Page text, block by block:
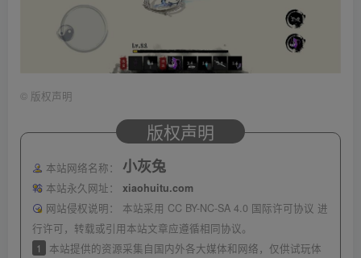
© 版权声明
版权声明
本站网络名称： 小灰兔
本站永久网址：
xiaohuitu.com
网站侵权说明：
本站采用 CC BY-NC-SA 4.0 国际许可协议 进
行许可，转载或引用本站文章应遵循相同协议。
1
本站提供的资源采集自国内外各大媒体和网络，仅供试玩体